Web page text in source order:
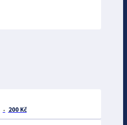
200 Kč